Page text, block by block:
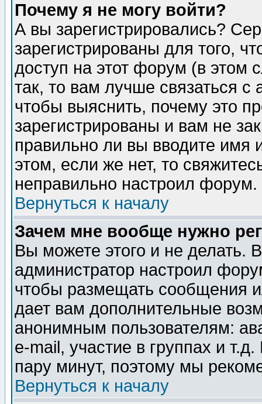
Почему я не могу войти?
А вы зарегистрировались?
зарегистрированы для того,
доступ на этот форум (в этом
так, то вам лучше связаться
чтобы выяснить, почему это
зарегистрированы и вам не
правильно ли вы вводите
этом, если же нет, то
неправильно настроил форум.
Вернуться к началу
Зачем мне вообще нужно
Вы можете этого и не делать.
администратор настроил
чтобы размещать сообщения
дает вам дополнительные
анонимным пользователям:
e-mail, участие в группах и
пару минут, поэтому мы
Вернуться к началу